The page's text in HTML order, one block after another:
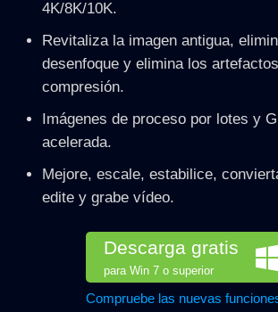
4K/8K/10K.
Revitaliza la imagen antigua,
desenfoque y elimina los
compresión.
Imágenes de proceso por lotes y
acelerada.
Mejore, escale, estabilice,
edite y grabe vídeo.
Descarga gratis
para Win 7 o superior
Compruebe las nuevas